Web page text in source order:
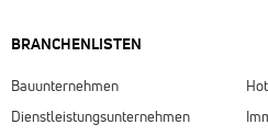
BRANCHENLISTEN
Bauunternehmen
Dienstleistungsunternehmen